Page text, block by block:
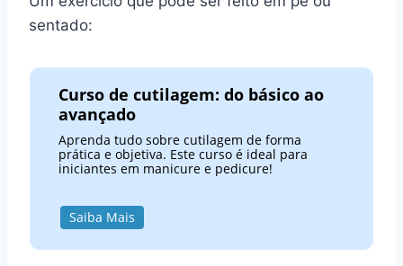
sentado:
Curso de cutilagem: do básico ao
avançado
Aprenda tudo sobre cutilagem de forma
prática e objetiva. Este curso é ideal para
iniciantes em manicure e pedicure!
Saiba Mais